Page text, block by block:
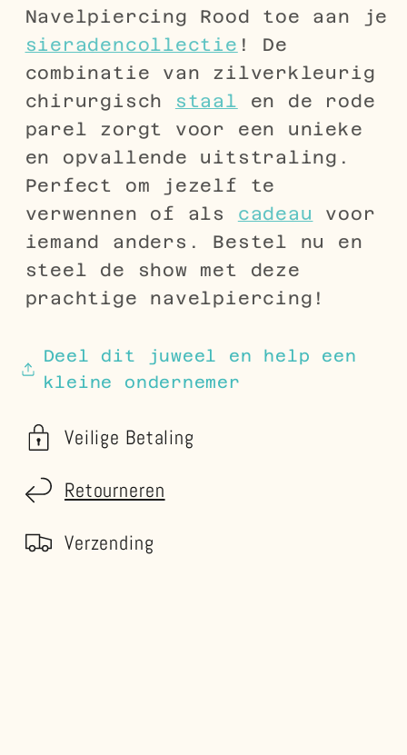
Navelpiercing Rood toe aan je
sieradencollectie ! De
combinatie van zilverkleurig
chirurgisch staal en de rode
parel zorgt voor een unieke
en opvallende uitstraling.
Perfect om jezelf te
verwennen of als cadeau
voor
iemand anders. Bestel nu en
steel de show met deze
prachtige navelpiercing!
Deel dit juweel en help een
kleine ondernemer
Veilige Betaling
Retourneren
Verzending